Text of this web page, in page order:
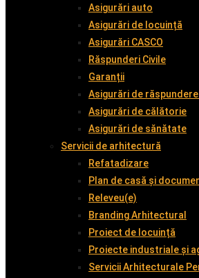
Asigurări auto
Asigurări de locuință
Asigurări CASCO
Răspunderi Civile
Garanții
Asigurări de
Asigurări de călătorie
Asigurări de sănătate
Servicii de arhitectură
Refatadizare
Plan de casă și
Releveu(e)
Branding Arhitectural
Proiect de locuință
Proiecte industriale și
Servicii Arhitecturale